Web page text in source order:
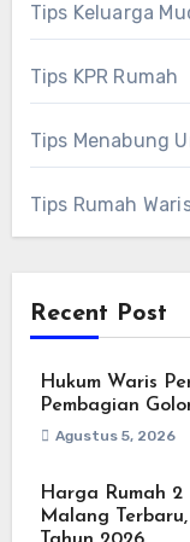
Tips Keluarga
Tips KPR Rumah
Tips Menabung
Tips Rumah
Recent Post
Hukum Waris
Pembagian
Agustus 5, 2026
Harga Rumah
Malang